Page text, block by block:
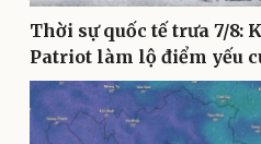
Thể thao
Thời sự quốc tế trưa 7/8:
Patriot làm lộ điểm yếu